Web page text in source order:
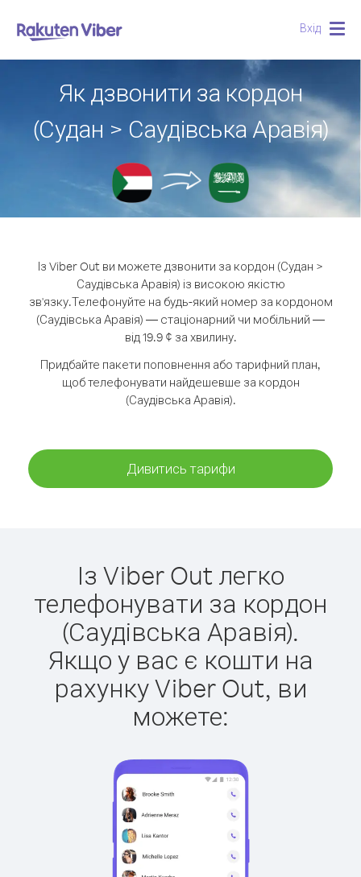
Вхід
Як дзвонити за кордон
(Судан > Саудівська Аравія)
Із Viber Out ви можете дзвонити за кордон (Судан >
Саудівська Аравія) із високою якістю
зв'язку.Телефонуйте на будь-який номер за кордоном
(Саудівська Аравія) — стаціонарний чи мобільний —
від 19.9 ¢ за хвилину.
Придбайте пакети поповнення або тарифний план,
щоб телефонувати найдешевше за кордон
(Саудівська Аравія).
Дивитись тарифи
Із Viber Out легко
телефонувати за кордон
(Саудівська Аравія).
Якщо у вас є кошти на
рахунку Viber Out, ви
можете: